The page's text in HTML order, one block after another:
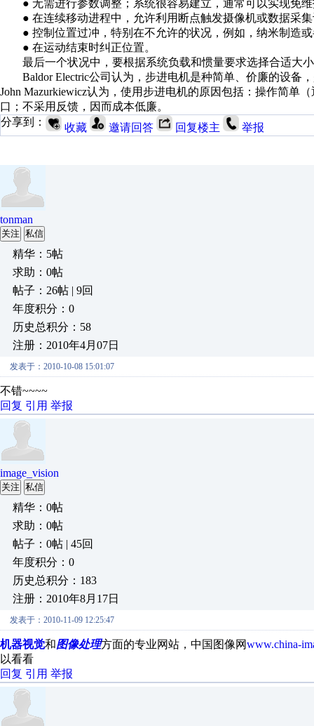
● 无需进行参数调整；系统很容易建立，通常可以实现
● 在连续移动进程中，允许利用断点触发摄像机或数据
● 控制位置过冲，特别在不允许的状况，例如，纳米制
● 在运动结束时纠正位置。
最后一个状况中，要根据系统负载和惯量要求选择合适大
Baldor Electric公司认为，步进电机是种简单、价廉的设备
John Mazurkiewicz认为，使用步进电机的原因包括：操作简单
口；不采用反馈，因而成本低廉。
分享到：
收藏 邀请回答 回复楼主 举报
tonman
关注 私信
精华：5帖
求助：0帖
帖子：26帖 | 9回
年度积分：0
历史总积分：58
注册：2010年4月07日
发表于：2010-10-08 15:01:07
不错~~~~
回复 引用 举报
image_vision
关注 私信
精华：0帖
求助：0帖
帖子：0帖 | 45回
年度积分：0
历史总积分：183
注册：2010年8月17日
发表于：2010-11-09 12:25:47
机器视觉和图像处理方面的专业网站，中国图像网www.china-
以看看
回复 引用 举报